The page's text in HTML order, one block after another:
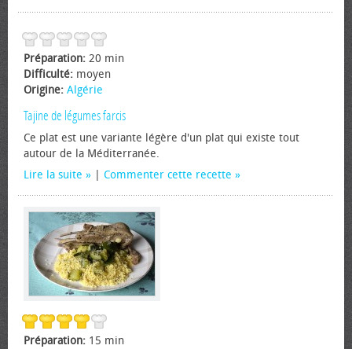
Préparation: 20 min
Difficulté: moyen
Origine: Algérie
Tajine de légumes farcis
Ce plat est une variante légère d'un plat qui existe tout
autour de la Méditerranée.
Lire la suite
Commenter cette recette
Préparation: 15 min